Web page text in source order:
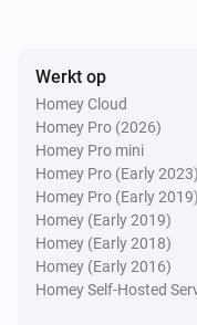
Het
Het
CO Sensor
Het
Werkt op
Homey Cloud
Homey Pro (2026)
Homey Pro mini
Homey Pro (Early 2023)
Homey Pro (Early 2019)
Homey (Early 2019)
Homey (Early 2018)
Homey (Early 2016)
Homey Self-Hosted